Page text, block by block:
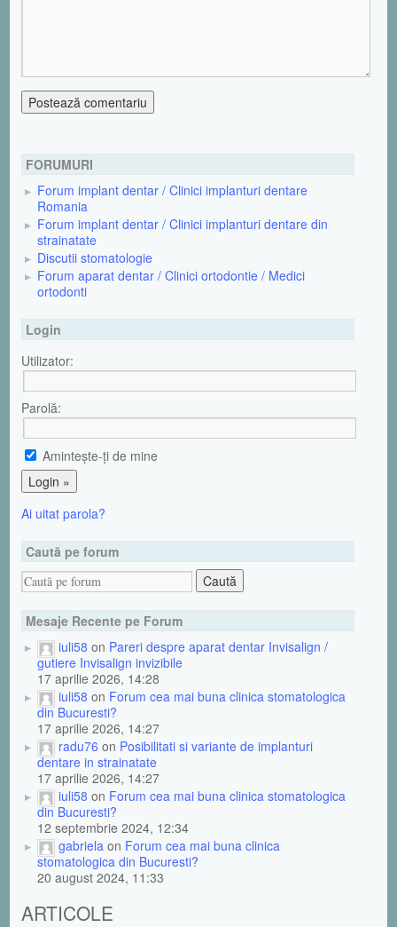
FORUMURI
Forum implant dentar / Clinici implanturi dentare
Romania
Forum implant dentar / Clinici implanturi dentare din
strainatate
Discutii stomatologie
Forum aparat dentar / Clinici ortodontie / Medici
ortodonti
Login
Utilizator:
Parolă:
Aminteşte-ţi de mine
Ai uitat parola?
Caută pe forum
Mesaje Recente pe Forum
iuli58 on Pareri despre aparat dentar Invisalign /
gutiere Invisalign invizibile
17 aprilie 2026, 14:28
iuli58 on Forum cea mai buna clinica stomatologica
din Bucuresti?
17 aprilie 2026, 14:27
radu76 on Posibilitati si variante de implanturi
dentare in strainatate
17 aprilie 2026, 14:27
iuli58 on Forum cea mai buna clinica stomatologica
din Bucuresti?
12 septembrie 2024, 12:34
gabriela on Forum cea mai buna clinica
stomatologica din Bucuresti?
20 august 2024, 11:33
ARTICOLE